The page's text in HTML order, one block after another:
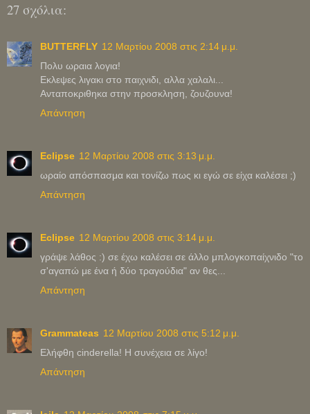
27 σχόλια:
BUTTERFLY 12 Μαρτίου 2008 στις 2:14 μ.μ.
Πολυ ωραια λογια!
Εκλεψες λιγακι στο παιχνιδι, αλλα χαλαλι...
Ανταποκριθηκα στην προσκληση, ζουζουνα!
Απάντηση
Eclipse 12 Μαρτίου 2008 στις 3:13 μ.μ.
ωραίο απόσπασμα και τονίζω πως κι εγώ σε είχα καλέσει ;)
Απάντηση
Eclipse 12 Μαρτίου 2008 στις 3:14 μ.μ.
γράψε λάθος :) σε έχω καλέσει σε άλλο μπλογκοπαίχνιδο "το
σ'αγαπώ με ένα ή δύο τραγούδια" αν θες...
Απάντηση
Grammateas 12 Μαρτίου 2008 στις 5:12 μ.μ.
Ελήφθη cinderella! H συνέχεια σε λίγο!
Απάντηση